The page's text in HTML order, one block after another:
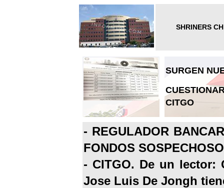
SHRINERS
SURGEN
CITGO
- REGULADOR
FONDOS
- CITGO. De un lector:
Jose Luis De Jongh